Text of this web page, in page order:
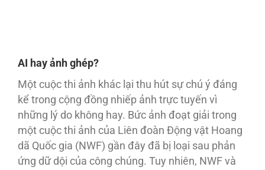
AI hay ảnh ghép?
Một cuộc thi ảnh khác lại thu hút sự chú ý đáng
kể trong cộng đồng nhiếp ảnh trực tuyến vì
những lý do không hay. Bức ảnh đoạt giải trong
một cuộc thi ảnh của Liên đoàn Động vật Hoang
dã Quốc gia (NWF) gần đây đã bị loại sau phản
ứng dữ dội của công chúng. Tuy nhiên, NWF và